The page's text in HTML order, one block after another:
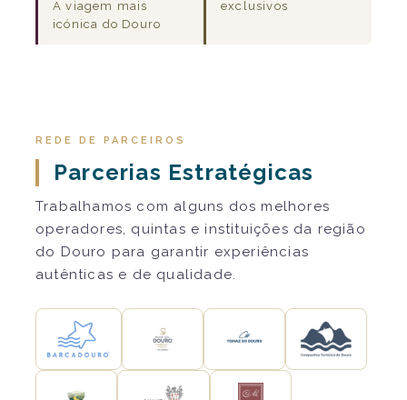
A viagem mais
icónica do Douro
exclusivos
REDE DE PARCEIROS
Parcerias Estratégicas
Trabalhamos com alguns dos melhores
operadores, quintas e instituições da região
do Douro para garantir experiências
autênticas e de qualidade.